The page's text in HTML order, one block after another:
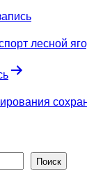
лесной
Поиск